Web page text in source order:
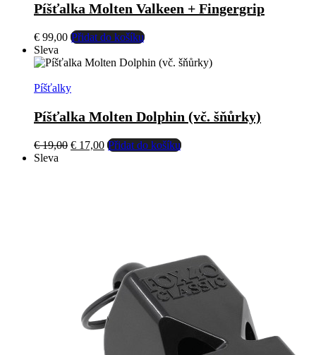
Píšťalka Molten Valkeen + Fingergrip
€ 99,00 Přidat do košíku
Sleva
Píšťalky
Píšťalka Molten Dolphin (vč. šňůrky)
€19,00 Původní
€ 17,00Aktuální
Přidat do košíku
Sleva